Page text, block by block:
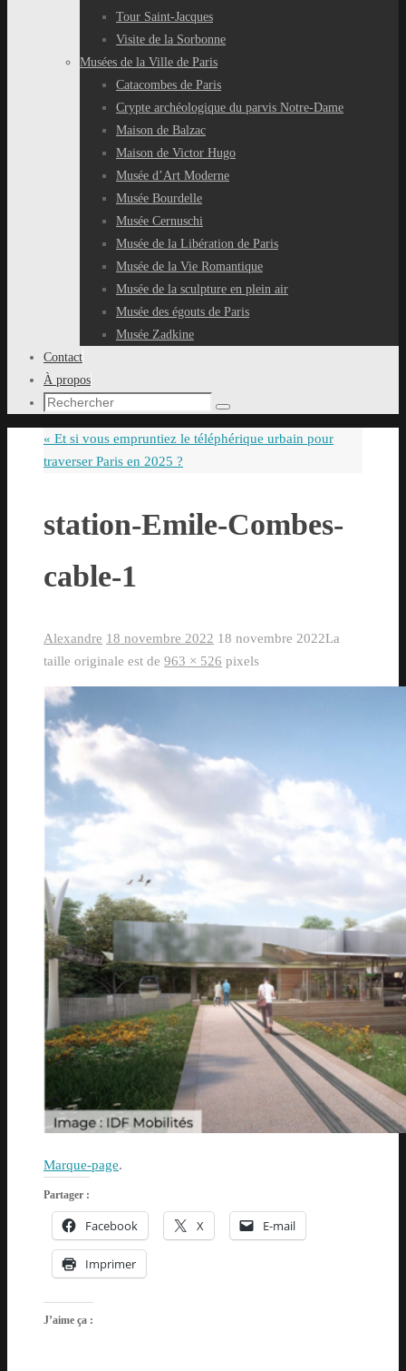
Tour Saint-Jacques
Visite de la Sorbonne
Musées de la Ville de Paris
Catacombes de Paris
Crypte archéologique du parvis Notre-Dame
Maison de Balzac
Maison de Victor Hugo
Musée d’Art Moderne
Musée Bourdelle
Musée Cernuschi
Musée de la Libération de Paris
Musée de la Vie Romantique
Musée de la sculpture en plein air
Musée des égouts de Paris
Musée Zadkine
Contact
À propos
Recherche
:
Rechercher
« Et si vous empruntiez le téléphérique urbain pour
traverser Paris en 2025 ?
station-Emile-Combes-
cable-1
Alexandre 18 novembre 2022 18 novembre 2022La
taille originale est de 963 × 526 pixels
Marque-page.
Partager :
Facebook X E-mail
Imprimer
J’aime ça :